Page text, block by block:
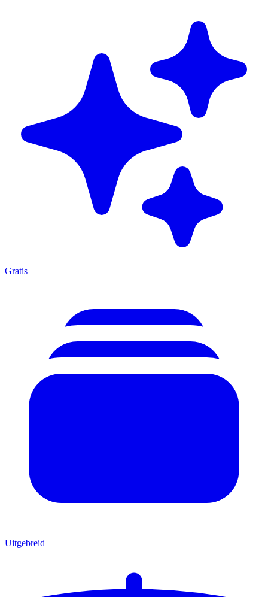
Gratis
Uitgebreid